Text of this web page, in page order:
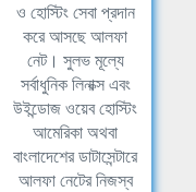
ও হোস্টিং সেবা প্রদান
করে আসছে আলফা
নেট। সুলভ মূল্যে
সর্বাধুনিক লিনাক্স এবং
উইন্ডোজ ওয়েব হোস্টিং
আমেরিকা অথবা
বাংলাদেশের ডাটাসেন্টারে
আলফা নেটের নিজস্ব